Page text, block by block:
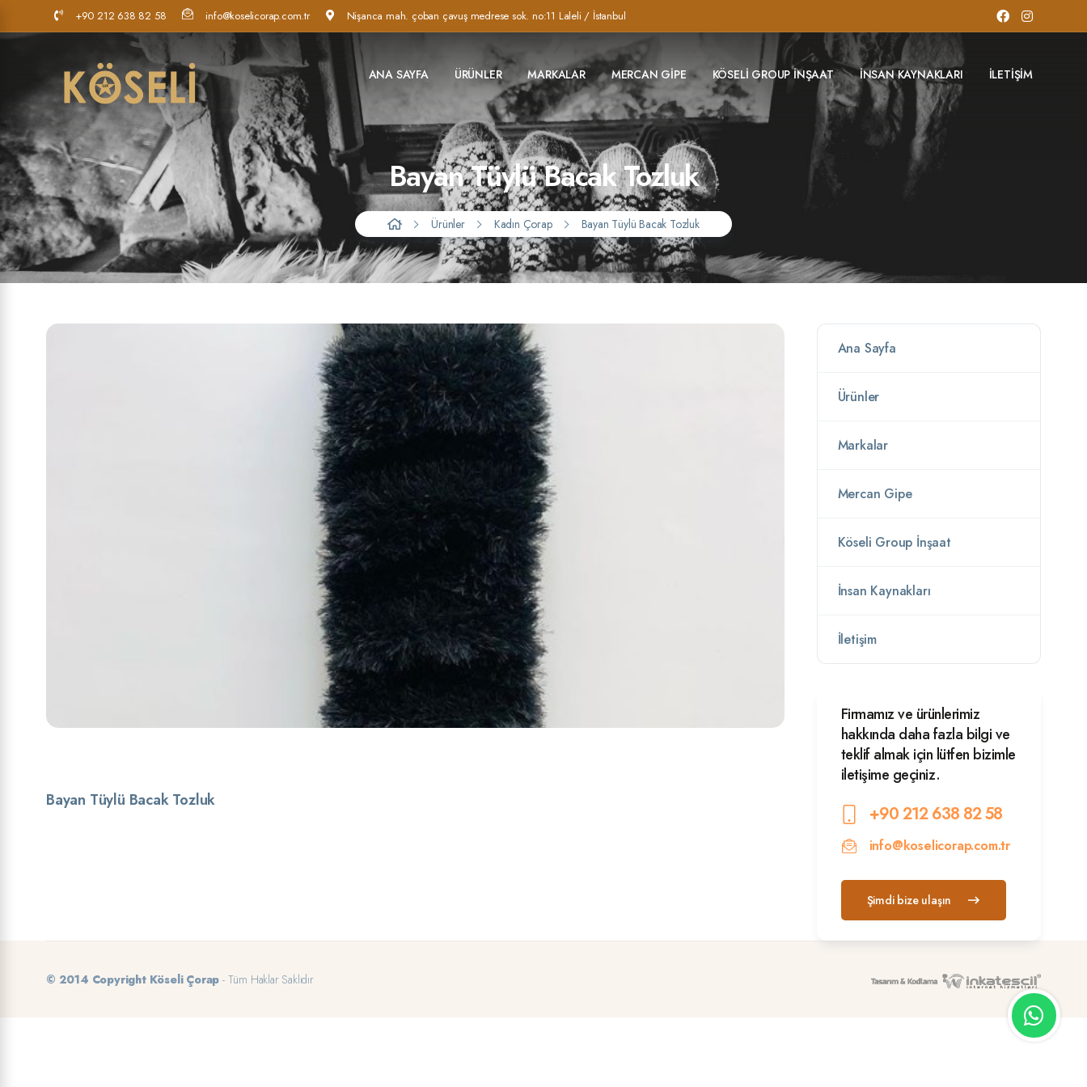
+90 212 638 82 58 info@koselicorap.com.tr Nişanca mah. çoban çavuş medrese sok. no:11 Laleli / İstanbul
ANA SAYFA ÜRÜNLER MARKALAR MERCAN GIPE KÖSELI GROUP İNŞAAT İNSAN KAYNAKLARI İLETIŞIM
Bayan Tüylü Bacak Tozluk
Ürünler Kadın Çorap Bayan Tüylü Bacak Tozluk
Bayan Tüylü Bacak Tozluk
Ana Sayfa
Ürünler
Markalar
Mercan Gipe
Köseli Group İnşaat
İnsan Kaynakları
İletişim
Firmamız ve ürünlerimiz
hakkında daha fazla bilgi ve
teklif almak için lütfen bizimle
iletişime geçiniz.
+90 212 638 82 58
info@koselicorap.com.tr
Şimdi bize ulaşın
© 2014 Copyright Köseli Çorap - Tüm Haklar Saklıdır